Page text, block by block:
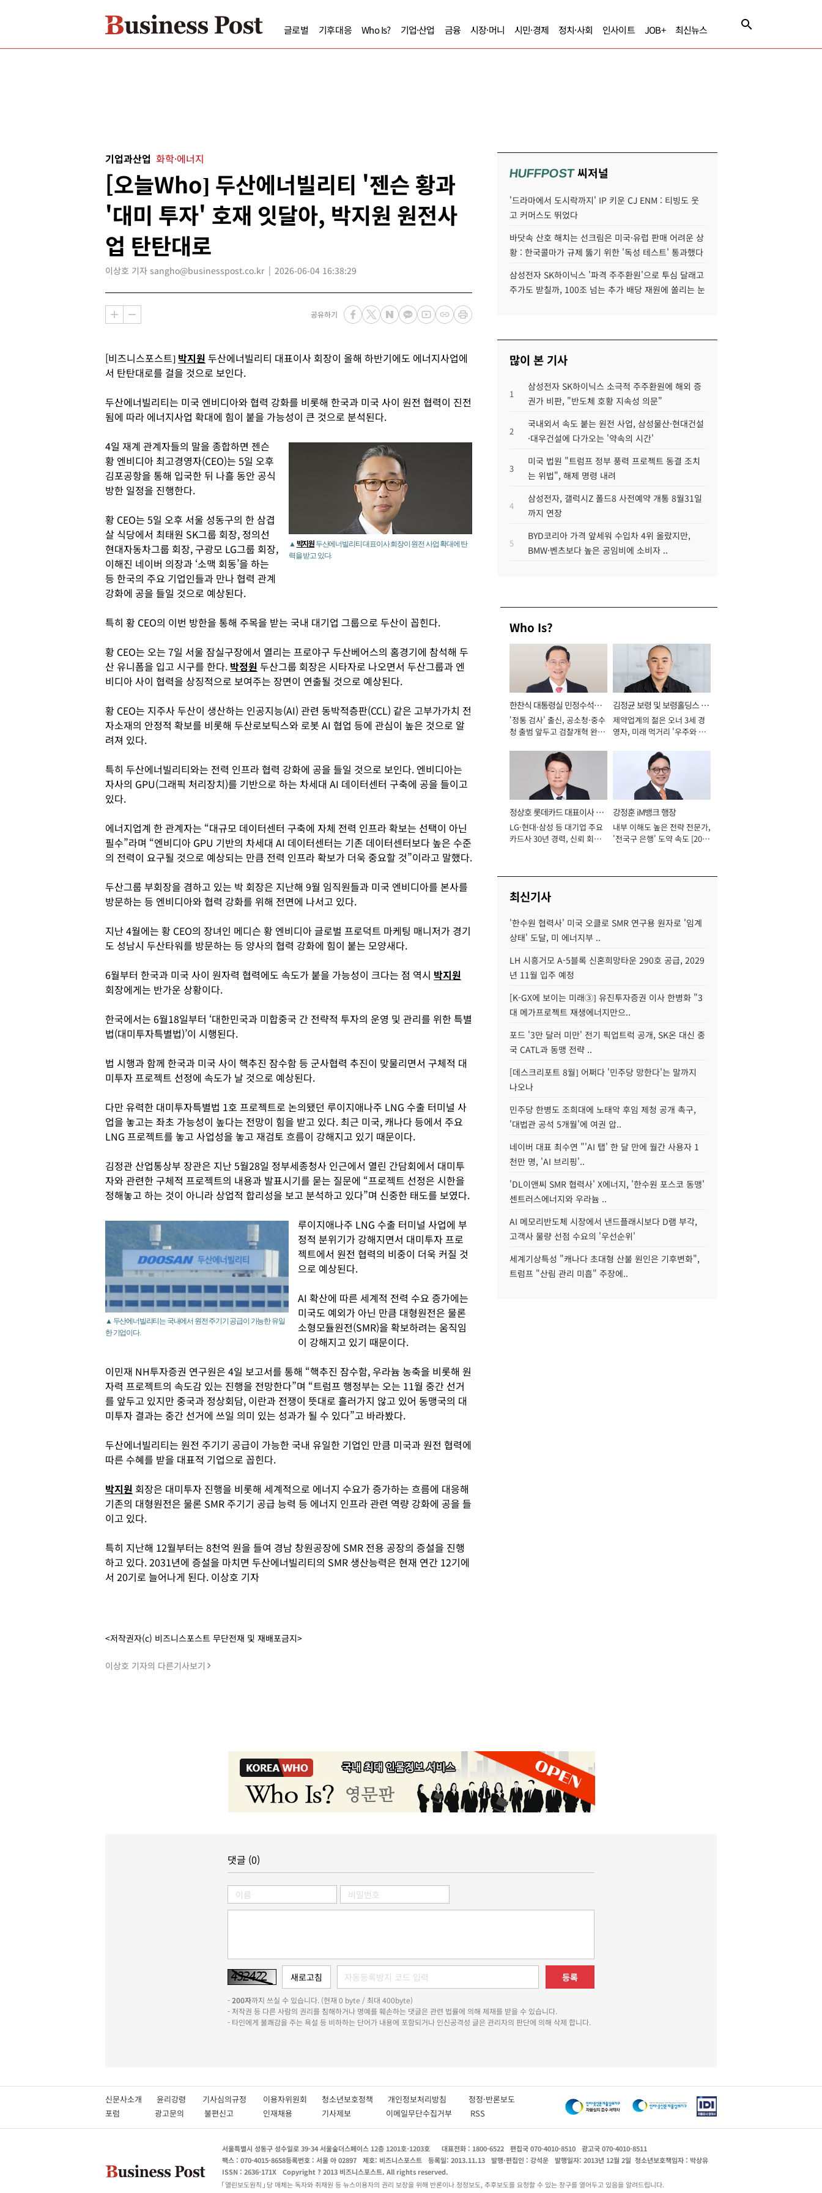
글로벌 기후대응 Who Is? 기업·산업 금융 시장·머니 시민·경제 정치·사회 인사이트 JOB+ 최신뉴스
기업과산업 화학·에너지
[오늘Who] 두산에너빌리티 '젠슨 황과
'대미 투자' 호재 잇달아, 박지원 원전사
업 탄탄대로
이상호 기자 sangho@businesspost.co.kr 2026-06-04 16:38:29
공유하기
[비즈니스포스트] 박지원 두산에너빌리티 대표이사 회장이 올해 하반기에도 에너지사업에
서 탄탄대로를 걸을 것으로 보인다.
두산에너빌리티는 미국 엔비디아와 협력 강화를 비롯해 한국과 미국 사이 원전 협력이 진전
됨에 따라 에너지사업 확대에 힘이 붙을 가능성이 큰 것으로 분석된다.
▲ 박지원 두산에너빌리티 대표이사 회장이 원전 사업 확대에 탄
력을 받고 있다.
4일 재계 관계자들의 말을 종합하면 젠슨
황 엔비디아 최고경영자(CEO)는 5일 오후
김포공항을 통해 입국한 뒤 나흘 동안 공식
방한 일정을 진행한다.
황 CEO는 5일 오후 서울 성동구의 한 삼겹
살 식당에서 최태원 SK그룹 회장, 정의선
현대자동차그룹 회장, 구광모 LG그룹 회장,
이해진 네이버 의장과 ‘소맥 회동’을 하는
등 한국의 주요 기업인들과 만나 협력 관계
강화에 공을 들일 것으로 예상된다.
특히 황 CEO의 이번 방한을 통해 주목을 받는 국내 대기업 그룹으로 두산이 꼽힌다.
황 CEO는 오는 7일 서울 잠실구장에서 열리는 프로야구 두산베어스의 홈경기에 참석해 두
산 유니폼을 입고 시구를 한다. 박정원 두산그룹 회장은 시타자로 나오면서 두산그룹과 엔
비디아 사이 협력을 상징적으로 보여주는 장면이 연출될 것으로 예상된다.
황 CEO는 지주사 두산이 생산하는 인공지능(AI) 관련 동박적층판(CCL) 같은 고부가가치 전
자소재의 안정적 확보를 비롯해 두산로보틱스와 로봇 AI 협업 등에 관심이 높은 것으로 알
려져 있다.
특히 두산에너빌리티와는 전력 인프라 협력 강화에 공을 들일 것으로 보인다. 엔비디아는
자사의 GPU(그래픽 처리장치)를 기반으로 하는 차세대 AI 데이터센터 구축에 공을 들이고
있다.
에너지업계 한 관계자는 “대규모 데이터센터 구축에 자체 전력 인프라 확보는 선택이 아닌
필수”라며 “엔비디아 GPU 기반의 차세대 AI 데이터센터는 기존 데이터센터보다 높은 수준
의 전력이 요구될 것으로 예상되는 만큼 전력 인프라 확보가 더욱 중요할 것”이라고 말했다.
두산그룹 부회장을 겸하고 있는 박 회장은 지난해 9월 임직원들과 미국 엔비디아를 본사를
방문하는 등 엔비디아와 협력 강화를 위해 전면에 나서고 있다.
지난 4월에는 황 CEO의 장녀인 메디슨 황 엔비디아 글로벌 프로덕트 마케팅 매니저가 경기
도 성남시 두산타워를 방문하는 등 양사의 협력 강화에 힘이 붙는 모양새다.
6월부터 한국과 미국 사이 원자력 협력에도 속도가 붙을 가능성이 크다는 점 역시 박지원
회장에게는 반가운 상황이다.
한국에서는 6월18일부터 ‘대한민국과 미합중국 간 전략적 투자의 운영 및 관리를 위한 특별
법(대미투자특별법)’이 시행된다.
법 시행과 함께 한국과 미국 사이 핵추진 잠수함 등 군사협력 추진이 맞물리면서 구체적 대
미투자 프로젝트 선정에 속도가 날 것으로 예상된다.
다만 유력한 대미투자특별법 1호 프로젝트로 논의됐던 루이지애나주 LNG 수출 터미널 사
업을 놓고는 좌초 가능성이 높다는 전망이 힘을 받고 있다. 최근 미국, 캐나다 등에서 주요
LNG 프로젝트를 놓고 사업성을 놓고 재검토 흐름이 강해지고 있기 때문이다.
김정관 산업통상부 장관은 지난 5월28일 정부세종청사 인근에서 열린 간담회에서 대미투
자와 관련한 구체적 프로젝트의 내용과 발표시기를 묻는 질문에 “프로젝트 선정은 시한을
정해놓고 하는 것이 아니라 상업적 합리성을 보고 분석하고 있다”며 신중한 태도를 보였다.
▲ 두산에너빌리티는 국내에서 원전 주기기 공급이 가능한 유일
한 기업이다.
루이지애나주 LNG 수출 터미널 사업에 부
정적 분위기가 강해지면서 대미투자 프로
젝트에서 원전 협력의 비중이 더욱 커질 것
으로 예상된다.
AI 확산에 따른 세계적 전력 수요 증가에는
미국도 예외가 아닌 만큼 대형원전은 물론
소형모듈원전(SMR)을 확보하려는 움직임
이 강해지고 있기 때문이다.
이민재 NH투자증권 연구원은 4일 보고서를 통해 “핵추진 잠수함, 우라늄 농축을 비롯해 원
자력 프로젝트의 속도감 있는 진행을 전망한다”며 “트럼프 행정부는 오는 11월 중간 선거
를 앞두고 있지만 중국과 정상회담, 이란과 전쟁이 뜻대로 흘러가지 않고 있어 동맹국의 대
미투자 결과는 중간 선거에 쓰일 의미 있는 성과가 될 수 있다”고 바라봤다.
두산에너빌리티는 원전 주기기 공급이 가능한 국내 유일한 기업인 만큼 미국과 원전 협력에
따른 수혜를 받을 대표적 기업으로 꼽힌다.
박지원 회장은 대미투자 진행을 비롯해 세계적으로 에너지 수요가 증가하는 흐름에 대응해
기존의 대형원전은 물론 SMR 주기기 공급 능력 등 에너지 인프라 관련 역량 강화에 공을 들
이고 있다.
특히 지난해 12월부터는 8천억 원을 들여 경남 창원공장에 SMR 전용 공장의 증설을 진행
하고 있다. 2031년에 증설을 마치면 두산에너빌리티의 SMR 생산능력은 현재 연간 12기에
서 20기로 늘어나게 된다. 이상호 기자
<저작권자(c) 비즈니스포스트 무단전재 및 재배포금지>
이상호 기자의 다른기사보기
HUFFPOST씨저널
'드라마에서 도시락까지' IP 키운 CJ ENM : 티빙도 웃
고 커머스도 뛰었다
바닷속 산호 해치는 선크림은 미국·유럽 판매 어려운 상
황 : 한국콜마가 규제 뚫기 위한 '독성 테스트' 통과했다
삼성전자 SK하이닉스 '파격 주주환원'으로 투심 달래고
주가도 받칠까, 100조 넘는 추가 배당 재원에 쏠리는 눈
많이 본 기사
1
삼성전자 SK하이닉스 소극적 주주환원에 해외 증
권가 비판, "반도체 호황 지속성 의문"
2
국내외서 속도 붙는 원전 사업, 삼성물산·현대건설
·대우건설에 다가오는 '약속의 시간'
3
미국 법원 "트럼프 정부 풍력 프로젝트 동결 조치
는 위법", 해제 명령 내려
4
삼성전자, 갤럭시Z 폴드8 사전예약 개통 8월31일
까지 연장
5
BYD코리아 가격 앞세워 수입차 4위 올랐지만,
BMW·벤츠보다 높은 공임비에 소비자 ..
Who Is?
한찬식 대통령실 민정수석비
서관
'정통 검사' 출신, 공소청·중수
청 출범 앞두고 검찰개혁 완수
김정균 보령 및 보령홀딩스 대
표이사 사장
제약업계의 젊은 오너 3세 경
영자, 미래 먹거리 '우주와 헬
정상호 롯데카드 대표이사 사
장
LG·현대·삼성 등 대기업 주요
카드사 30년 경력, 신뢰 회복
강정훈 iM뱅크 행장
내부 이해도 높은 전략 전문가,
'전국구 은행' 도약 속도 [2026
최신기사
'한수원 협력사' 미국 오클로 SMR 연구용 원자로 '임계
상태' 도달, 미 에너지부 ..
LH 시흥거모 A-5블록 신혼희망타운 290호 공급, 2029
년 11월 입주 예정
[K-GX에 보이는 미래③] 유진투자증권 이사 한병화 "3
대 메가프로젝트 재생에너지만으..
포드 '3만 달러 미만' 전기 픽업트럭 공개, SK온 대신 중
국 CATL과 동맹 전략 ..
[데스크리포트 8월] 어쩌다 '민주당 망한다'는 말까지
나오나
민주당 한병도 조희대에 노태악 후임 제청 공개 촉구,
'대법관 공석 5개월'에 여권 압..
네이버 대표 최수연 "'AI 탭' 한 달 만에 월간 사용자 1
천만 명, 'AI 브리핑'..
'DL이앤씨 SMR 협력사' X에너지, '한수원 포스코 동맹'
센트러스에너지와 우라늄 ..
AI 메모리반도체 시장에서 낸드플래시보다 D램 부각,
고객사 물량 선점 수요의 '우선순위'
세계기상특성 "캐나다 초대형 산불 원인은 기후변화",
트럼프 "산림 관리 미흡" 주장에..
댓글 (0)
등록
-200자까지 쓰실 수 있습니다. (현재 0 byte / 최대 400byte)
- 저작권 등 다른 사람의 권리를 침해하거나 명예를 훼손하는 댓글은 관련 법률에 의해 제재를 받을 수 있습니다.
- 타인에게 불쾌감을 주는 욕설 등 비하하는 단어가 내용에 포함되거나 인신공격성 글은 관리자의 판단에 의해 삭제 합니다.
신문사소개 윤리강령 기사심의규정 이용자위원회 청소년보호정책 개인정보처리방침 정정·반론보도
포럼
광고문의 불편신고 인재채용 기사제보 이메일무단수집거부 RSS
서울특별시 성동구 성수일로 39-34 서울숲더스페이스 12층 1201호-1203호 대표전화 : 1800-6522 편집국 070-4010-8510
광고국 070-4010-8511
팩스 : 070-4015-8658등록번호 : 서울 아 02897 제호: 비즈니스포스트 등록일: 2013.11.13 발행·편집인 : 강석운 발행일자: 2013년 12월 2일 청소년보호책임자 : 박상유
ISSN : 2636-171X
Copyright ? 2013 비즈니스포스트. All rights reserved.
열린보도원칙
당 매체는 독자와 취재원 등 뉴스이용자의 권리 보장을 위해 반론이나 정정보도, 추후보도를 요청할 수 있는 창구를 열어두고 있음을 알려드립니다.